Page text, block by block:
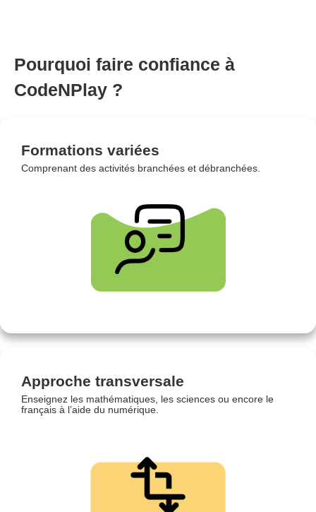
Pourquoi faire confiance à
CodeNPlay ?
Formations variées
Comprenant des activités branchées et débranchées.
Approche transversale
Enseignez les mathématiques, les sciences ou encore le
français à l’aide du numérique.